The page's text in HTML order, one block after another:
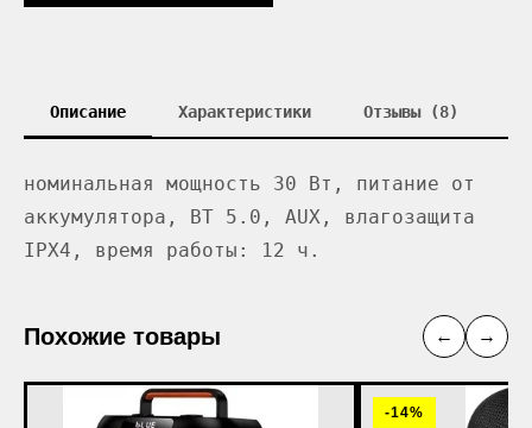
Описание Характеристики Отзывы (8)
номинальная мощность 30 Вт, питание от
аккумулятора, BT 5.0, AUX, влагозащита
IPX4, время работы: 12 ч.
Похожие товары ← →
-14%